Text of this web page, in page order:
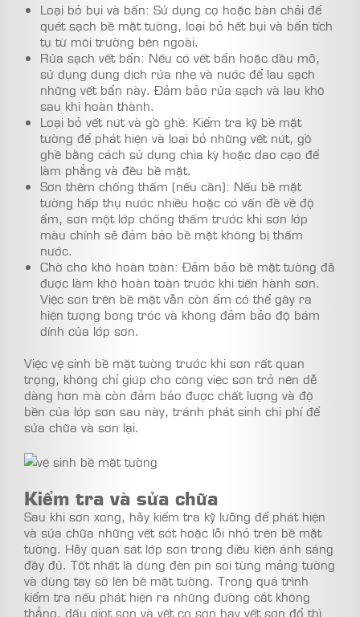
Loại bỏ bụi và bẩn: Sử dụng cọ hoặc bàn chải để
quét sạch bề mặt tường, loại bỏ hết bụi và bẩn tích
tụ từ môi trường bên ngoài.
Rửa sạch vết bẩn: Nếu có vết bẩn hoặc dầu mỡ,
sử dụng dung dịch rửa nhẹ và nước để lau sạch
những vết bẩn này. Đảm bảo rửa sạch và lau khô
sau khi hoàn thành.
Loại bỏ vết nứt và gồ ghề: Kiểm tra kỹ bề mặt
tường để phát hiện và loại bỏ những vết nứt, gồ
ghề bằng cách sử dụng chìa kỳ hoặc dao cạo để
làm phẳng và đều bề mặt.
Sơn thêm chống thấm (nếu cần): Nếu bề mặt
tường hấp thụ nước nhiều hoặc có vấn đề về độ
ẩm, sơn một lớp chống thấm trước khi sơn lớp
màu chính sẽ đảm bảo bề mặt không bị thấm
nước.
Chờ cho khô hoàn toàn: Đảm bảo bề mặt tường đã
được làm khô hoàn toàn trước khi tiến hành sơn.
Việc sơn trên bề mặt vẫn còn ẩm có thể gây ra
hiện tượng bong tróc và không đảm bảo độ bám
dính của lớp sơn.
Việc vệ sinh bề mặt tường trước khi sơn rất quan
trọng, không chỉ giúp cho công việc sơn trở nên dễ
dàng hơn mà còn đảm bảo được chất lượng và độ
bền của lớp sơn sau này, tránh phát sinh chi phí để
sửa chữa và sơn lại.
Kiểm tra và sửa chữa
Sau khi sơn xong, hãy kiểm tra kỹ lưỡng để phát hiện
và sửa chữa những vết sót hoặc lỗi nhỏ trên bề mặt
tường. Hãy quan sát lớp sơn trong điều kiện ánh sáng
đầy đủ. Tốt nhất là dùng đèn pin soi từng mảng tường
và dùng tay sờ lên bề mặt tường. Trong quá trình
kiểm tra nếu phát hiện ra những đường cắt không
thẳng, dấu giọt sơn và vết cọ sơn hay vết sơn đổ thì